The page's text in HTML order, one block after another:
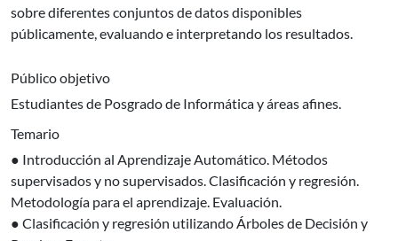
sobre diferentes conjuntos de datos disponibles
públicamente, evaluando e interpretando los resultados.
Público objetivo
Estudiantes de Posgrado de Informática y áreas afines.
Temario
● Introducción al Aprendizaje Automático. Métodos
supervisados y no supervisados. Clasificación y regresión.
Metodología para el aprendizaje. Evaluación.
● Clasificación y regresión utilizando Árboles de Decisión y